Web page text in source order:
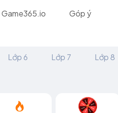
Game365.io Góp ý
Lớp 6 Lớp 7 Lớp 8